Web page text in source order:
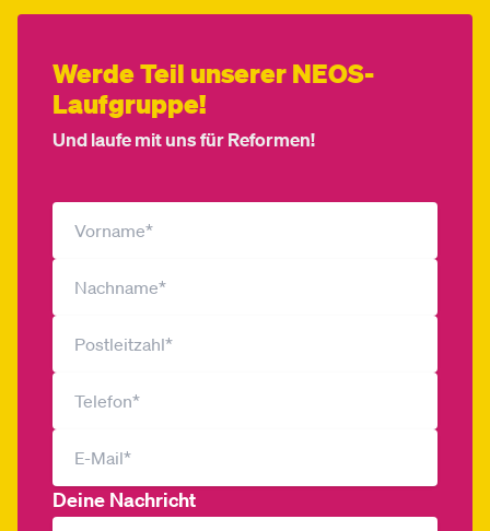
Werde Teil unserer NEOS-
Laufgruppe!
Und laufe mit uns für Reformen!
Deine Nachricht